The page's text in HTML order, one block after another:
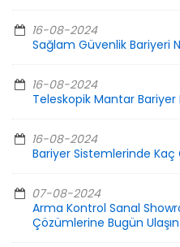
16-08-2024
Sağlam Güvenlik Bariyeri
16-08-2024
Teleskopik Mantar Bariyer
16-08-2024
Bariyer Sistemlerinde Kaç
07-08-2024
Arma Kontrol Sanal
Çözümlerine Bugün Ulaşın